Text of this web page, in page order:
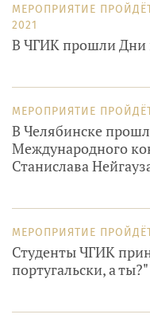
МЕРОПРИЯТИЕ
2021
В ЧГИК прошли Дни
МЕРОПРИЯТИЕ
В Челябинске
Международного
Станислава
МЕРОПРИЯТИЕ
Студенты ЧГИК
португальски, а ты?"